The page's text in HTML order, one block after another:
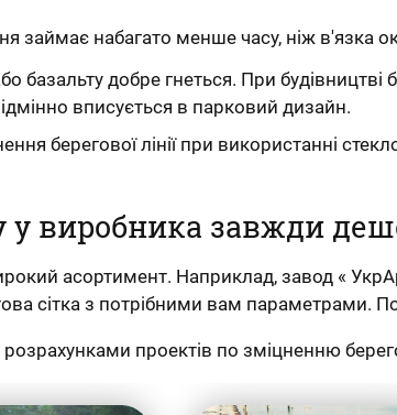
займає набагато менше часу, ніж в'язка
базальту добре гнеться. При
вписується в парковий дизайн.
берегової лінії при використанні
у виробника завжди
асортимент. Наприклад, завод «
сітка з потрібними вам параметрами.
проектів по зміцненню